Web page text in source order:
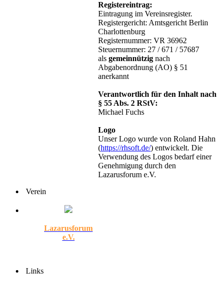
Registereintrag:
Eintragung im Vereinsregister.
Registergericht: Amtsgericht Berlin
Charlottenburg
Registernummer: VR 36962
Steuernummer: 27 / 671 / 57687
als gemeinnützig nach
Abgabenordnung (AO) § 51
anerkannt
Verantwortlich für den Inhalt nach
§ 55 Abs. 2 RStV:
Michael Fuchs
Logo
Unser Logo wurde von Roland Hahn
(https://rhsoft.de/) entwickelt. Die
Verwendung des Logos bedarf einer
Genehmigung durch den
Lazarusforum e.V.
Verein
Lazarusforum
e.V.
Links